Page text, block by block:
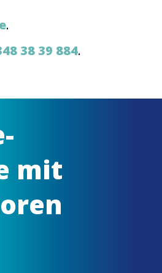
.
38 39 884.
mit